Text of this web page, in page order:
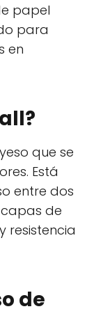
papel
para
en
que se
Está
entre dos
de
resistencia
de